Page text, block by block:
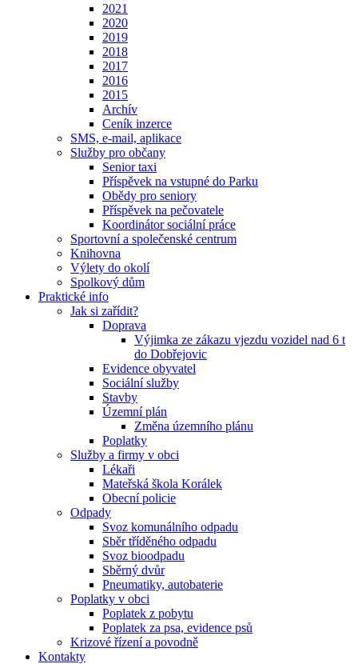
2021
2020
2019
2018
2017
2016
2015
Archív
Ceník inzerce
SMS, e-mail, aplikace
Služby pro občany
Senior taxi
Příspěvek na vstupné do Parku
Obědy pro seniory
Příspěvek na pečovatele
Koordinátor sociální práce
Sportovní a společenské centrum
Knihovna
Výlety do okolí
Spolkový dům
Praktické info
Jak si zařídit?
Doprava
Výjimka ze zákazu vjezdu vozidel nad 6 t
do Dobřejovic
Evidence obyvatel
Sociální služby
Stavby
Územní plán
Změna územního plánu
Poplatky
Služby a firmy v obci
Lékaři
Mateřská škola Korálek
Obecní policie
Odpady
Svoz komunálního odpadu
Sběr tříděného odpadu
Svoz bioodpadu
Sběrný dvůr
Pneumatiky, autobaterie
Poplatky v obci
Poplatek z pobytu
Poplatek za psa, evidence psů
Krizové řízení a povodně
Kontakty